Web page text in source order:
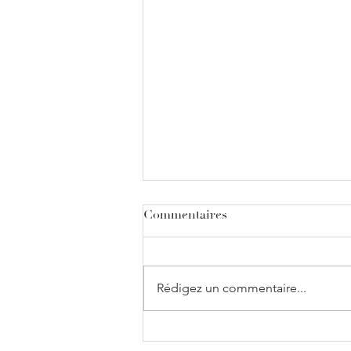
Commentaires
Rédigez un commentaire...